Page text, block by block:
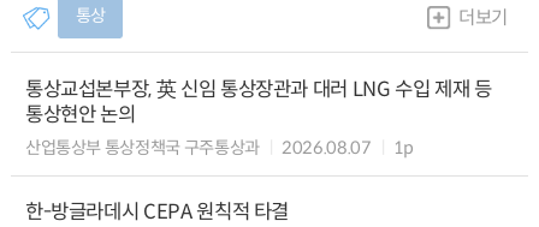
통상 더보기
통상교섭본부장, 英 신임 통상장관과 대러 LNG 수입 제재 등
통상현안 논의
산업통상부 통상정책국 구주통상과 2026.08.07 1p
한-방글라데시 CEPA 원칙적 타결